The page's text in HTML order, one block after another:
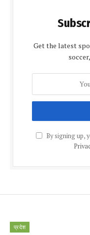
Get the latest
By signing up,
प्रदेश